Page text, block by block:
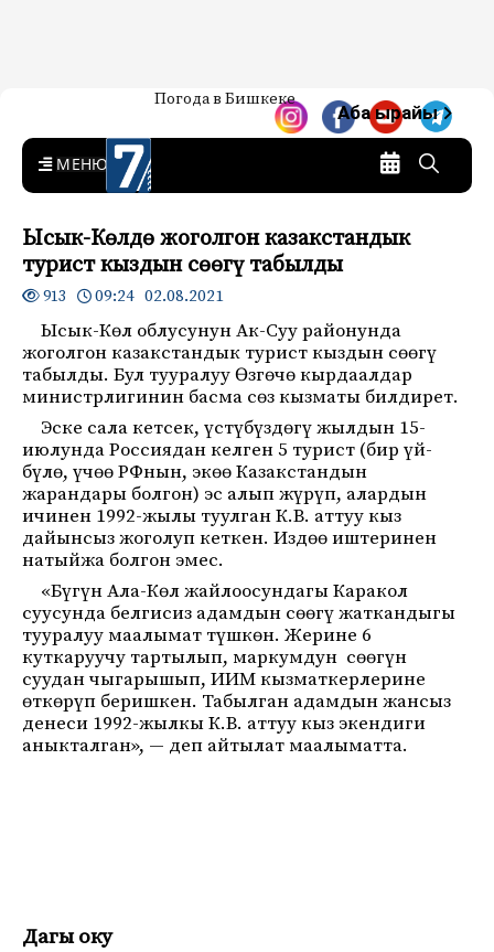
7-канал. Жаңылыктар —
Кыргызстан
Жаңылыктар — Кыргызстан
Погода в Бишкеке
Аба ырайы
MENU
Ысык-Көлдө жоголгон казакстандык
турист кыздын сөөгү табылды
913 09:24 02.08.2021
Ысык-Көл облусунун Ак-Суу районунда
жоголгон казакстандык турист кыздын сөөгү
табылды. Бул тууралуу Өзгөчө кырдаалдар
министрлигинин басма сөз кызматы билдирет.
Эске сала кетсек, үстүбүздөгү жылдын 15-
июлунда Россиядан келген 5 турист (бир үй-
бүлө, үчөө РФнын, экөө Казакстандын
жарандары болгон) эс алып жүрүп, алардын
ичинен 1992-жылы туулган К.В. аттуу кыз
дайынсыз жоголуп кеткен. Издөө иштеринен
натыйжа болгон эмес.
«Бүгүн Ала-Көл жайлоосундагы Каракол
суусунда белгисиз адамдын сөөгү жаткандыгы
тууралуу маалымат түшкөн. Жерине 6
куткаруучу тартылып, маркумдун сөөгүн
суудан чыгарышып, ИИМ кызматкерлерине
өткөрүп беришкен. Табылган адамдын жансыз
денеси 1992-жылкы К.В. аттуу кыз экендиги
аныкталган», — деп айтылат маалыматта.
Дагы оку